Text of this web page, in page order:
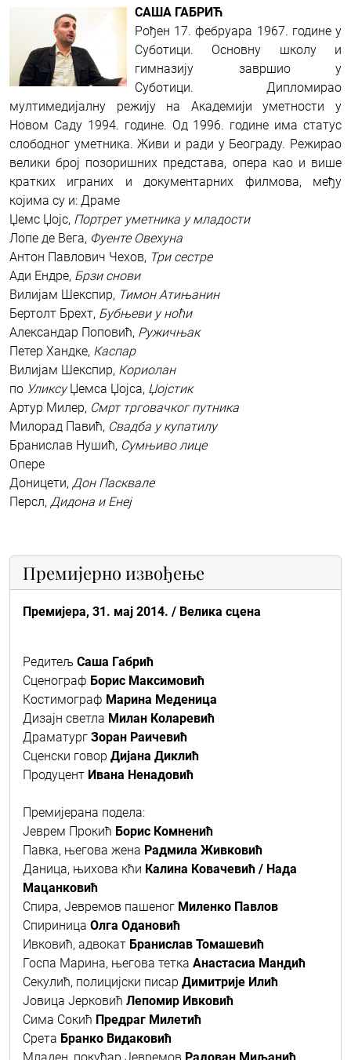
САША ГАБРИЋ
Рођен 17. фебруара 1967. године у
Суботици. Основну школу и
гимназију завршио у
Суботици. Дипломирао
мултимедијалну режију на Академији уметности у
Новом Саду 1994. године. Од 1996. године има статус
слободног уметника.Живи и ради у Београду. Режирао
велики број позоришних представа, опера као и више
кратких играних и документарних филмова, међу
којима су и: Драме
Џемс Џојс, Портрет уметника у младости
Лопе де Вега, Фуенте Овехуна
Антон Павлович Чехов, Три сестре
Ади Ендре, Брзи снови
Вилијам Шекспир, Тимон Атињанин
Бертолт Брехт, Бубњеви у ноћи
Александар Поповић, Ружичњак
Петер Хандке, Каспар
Вилијам Шекспир, Кориолан
по УликсуЏемса Џојса, Џојстик
Артур Милер, Смрт трговачког путника
Милорад Павић, Свадба у купатилу
Бранислав Нушић, Сумњиво лице
Опере
Доницети, Дон Пасквале
Персл, Дидона и Енеј
Премијерно извођење
Премијера, 31. мај 2014. / Велика сцена
Редитељ Саша Габрић
Сценограф Борис Максимовић
Костимограф Марина Меденица
Дизајн светла Милан Коларевић
Драматург Зоран Раичевић
Сценски говор Дијана Диклић
Продуцент Ивана Ненадовић
Премијерана подела:
Јеврем Прокић Борис Комненић
Павка, његова жена Радмила Живковић
Даница, њихова кћи Калина Ковачевић / Нада
Мацанковић
Спира, Јевремов пашеног Миленко Павлов
Спириница Олга Одановић
Ивковић, адвокат Бранислав Томашевић
Госпа Марина, његова тетка Анастасиа Мандић
Секулић, полицијски писар Димитрије Илић
Јовица Јерковић Лепомир Ивковић
Сима Сокић Предраг Милетић
Срета Бранко Видаковић
Младен, покућар Јевремов Радован Миљанић